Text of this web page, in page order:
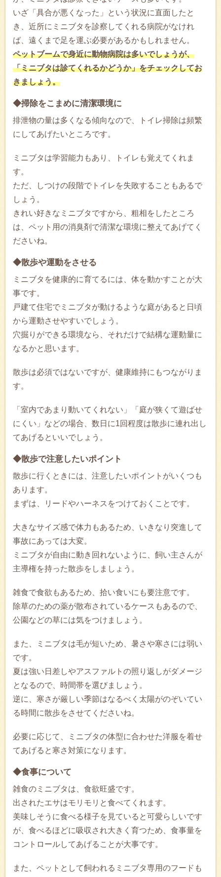
いざ「具合が悪くなった」という状況に直面したと
き、近所にミニブタを診察してくれる病院がなけれ
ば、遠くまで足を運ぶ必要があるかもしれません。
ペットブームで身近に動物病院は多いでしょうが、
「ミニブタは診てくれるかどうか」をチェックしてお
きましょう。
◆掃除をこまめに清潔環境に
排泄物の量は多くなる傾向なので、トイレ掃除は頻繁
にしてあげたいところです。
ミニブタは学習能力もあり、トイレも覚えてくれま
す。
ただ、しつけの段階でトイレを失敗することもあるで
しょう。
きれい好きなミニブタですから、粗相をしたところ
は、ペット用の消臭剤で清潔な環境に整えてあげてく
ださいね。
◆散歩や運動をさせる
ミニブタを健康的に育てるには、体を動かすことが大
事です。
戸建て住宅でミニブタが動けるような庭があると日頃
から運動させやすいでしょう。
穴掘りができる環境なら、それだけで結構な運動量に
なるかと思います。
散歩は必須ではないですが、健康維持にもつながりま
す。
「室内であまり動いてくれない」「庭が狭くて遊ばせ
にくい」などの場合、数日に1回程度は散歩に連れ出し
てあげるといいでしょう。
◆散歩で注意したいポイント
散歩に行くときには、注意したいポイントがいくつも
あります。
まずは、リードやハーネスをつけておくことです。
大きなサイズ感で体力もあるため、いきなり突進して
事故にあっては大変。
ミニブタが自由に動き回れないように、飼い主さんが
主導権を持った散歩をしましょう。
雑食で食欲もあるため、拾い食いにも要注意です。
除草のための薬が散布されているケースもあるので、
公園などの草には気をつけましょう。
また、ミニブタは毛が短いため、暑さや寒さには弱い
です。
夏は強い日差しやアスファルトの照り返しがダメージ
となるので、時間帯を選びましょう。
逆に、寒さが厳しい季節はなるべく太陽がのぞいてい
る時間に散歩をさせてくださいね。
必要に応じて、ミニブタの体型に合わせた洋服を着せ
てあげると寒さ対策になります。
◆食事について
雑食のミニブタは、食欲旺盛です。
出されたエサはモリモリと食べてくれます。
美味しそうに食べる様子を見ていると可愛らしいです
が、食べるほどに吸収され大きく育つため、食事量を
コントロールしてあげることが大事です。
また、ペットとして飼われるミニブタ専用のフードも